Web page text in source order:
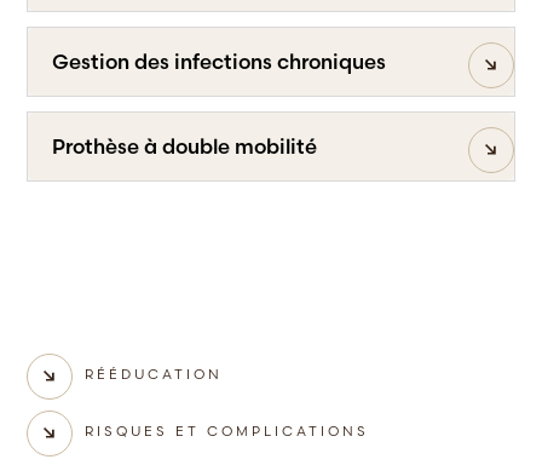
Gestion des infections chroniques
Prothèse à double mobilité
RÉÉDUCATION
RISQUES ET COMPLICATIONS